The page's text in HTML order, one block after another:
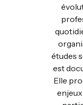
études
est
Elle